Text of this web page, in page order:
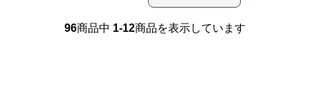
96商品中 1-12商品を表示しています